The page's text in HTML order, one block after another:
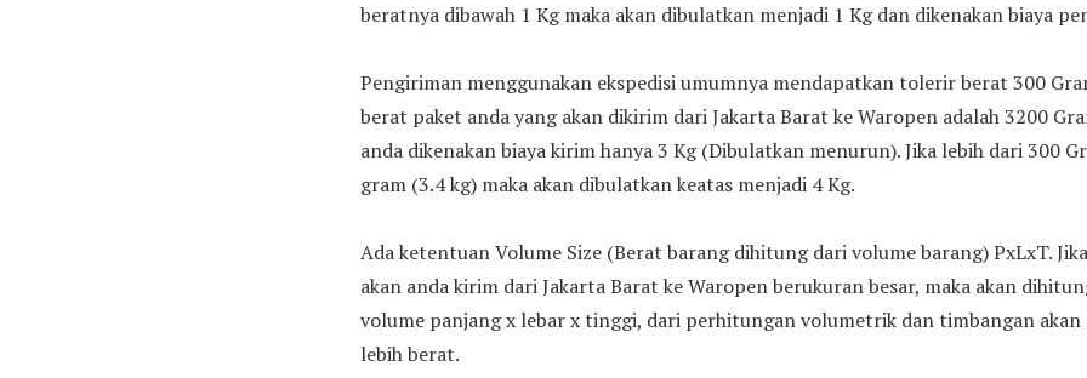
beratnya dibawah 1 Kg maka akan dibulatkan menjadi 1 Kg dan dikenakan biaya
Pengiriman menggunakan ekspedisi umumnya mendapatkan tolerir berat 300
berat paket anda yang akan dikirim dari Jakarta Barat ke Waropen adalah 3200
anda dikenakan biaya kirim hanya 3 Kg (Dibulatkan menurun). Jika lebih dari 300
gram (3.4 kg) maka akan dibulatkan keatas menjadi 4 Kg.
Ada ketentuan Volume Size (Berat barang dihitung dari volume barang) PxLxT.
akan anda kirim dari Jakarta Barat ke Waropen berukuran besar, maka akan
volume panjang x lebar x tinggi, dari perhitungan volumetrik dan timbangan akan
lebih berat.